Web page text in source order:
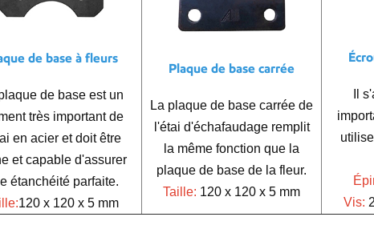
de base à fleurs
de base est un
très important de
en acier et doit être
et capable d'assurer
étanchéité parfaite.
120 x 120 x 5 mm
Plaque de base carrée
La plaque de base carrée de
l'étai d'échafaudage remplit
la même fonction que la
plaque de base de la fleur.
Taille: 120 x 120 x 5 mm
Il
Vis: